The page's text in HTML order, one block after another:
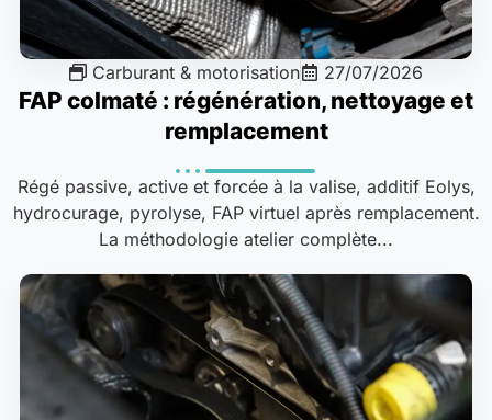
Carburant & motorisation 27/07/2026
FAP colmaté : régénération, nettoyage et
remplacement
Régé passive, active et forcée à la valise, additif Eolys,
hydrocurage, pyrolyse, FAP virtuel après remplacement.
La méthodologie atelier complète...